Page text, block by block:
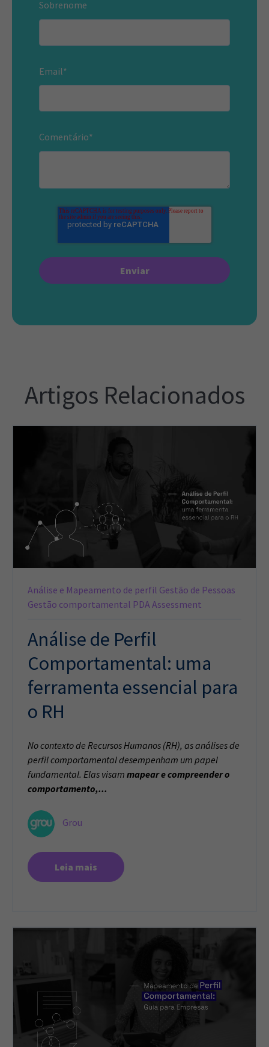
Sobrenome
Email*
Comentário*
Artigos Relacionados
Análise e Mapeamento de perfil Gestão de Pessoas
Gestão comportamental PDA Assessment
Análise de Perfil
Comportamental: uma
ferramenta essencial para
o RH
No contexto de Recursos Humanos (RH), as análises de
perfil comportamental desempenham um papel
fundamental. Elas visam mapear e compreender o
comportamento,...
Grou
Leia mais